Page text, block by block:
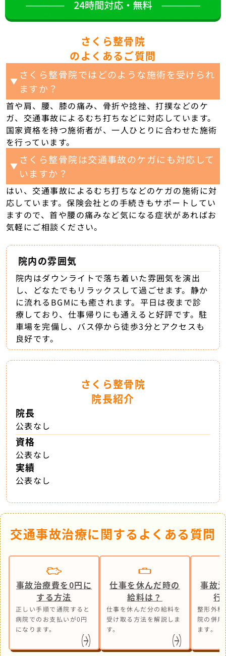
さくら整骨院
のよくあるご質問
▼
さくら整骨院ではどのような施術を受けられ
ますか？
首や肩、腰、膝の痛み、骨折や捻挫、打撲などのケ
ガ、交通事故によるむち打ちなどに対応しています。
国家資格を持つ施術者が、一人ひとりに合わせた施術
を行っています。
▼
さくら整骨院は交通事故のケガにも対応して
いますか？
はい、交通事故によるむち打ちなどのケガの施術に対
応しています。保険会社との手続きもサポートしてい
ますので、首や腰の痛みなど気になる症状があればお
気軽にご相談ください。
院内の雰囲気
院内はダウンライトで落ち着いた雰囲気を演出
し、どなたでもリラックスして過ごせます。静か
に流れるBGMにも癒されます。平日は夜まで診
療しており、仕事帰りにも通えると好評です。駐
車場を完備し、バス停から徒歩3分とアクセスも
良好です。
さくら整骨院
院長紹介
院長
公表なし
資格
公表なし
実績
公表なし
交通事故治療に関するよくある質問
事故治療費を0円に
する方法
正しい手順で通院すると
病院でのお支払いが0円
になります。
仕事を休んだ時の
給料は？
仕事を休んだ分の給料を
受け取る方法を解説しま
す。
事故
行
整形外
院の併
ます。